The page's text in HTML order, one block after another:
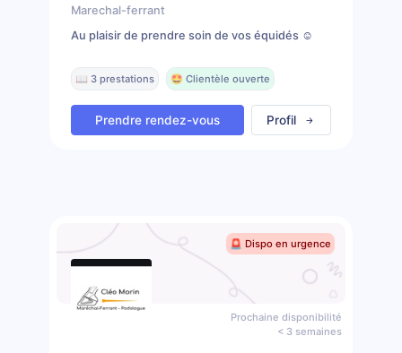
Marechal-ferrant
Au plaisir de prendre soin de vos équidés ☺️
📖 3 prestations 🤩 Clientèle ouverte
Prendre rendez-vous Profil
🚨 Dispo en urgence
Prochaine disponibilité
< 3 semaines